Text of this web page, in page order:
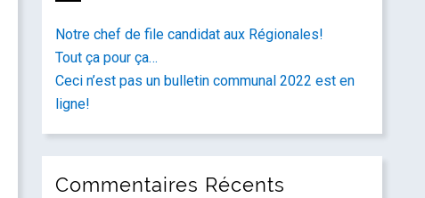
Notre chef de file candidat aux Régionales!
Tout ça pour ça…
Ceci n’est pas un bulletin communal 2022 est en
ligne!
Commentaires Récents